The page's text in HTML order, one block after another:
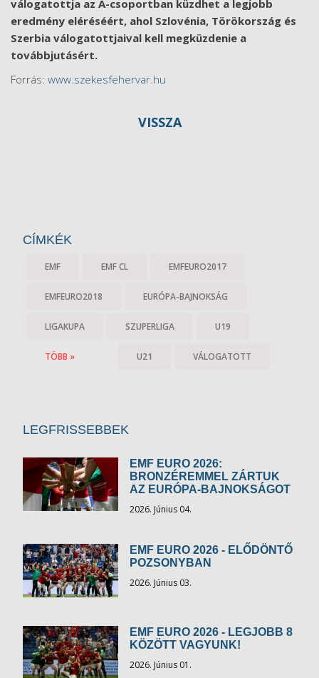
válogatottja az A-csoportban küzdhet a legjobb
eredmény eléréséért, ahol Szlovénia, Törökország és
Szerbia válogatottjaival kell megküzdenie a
továbbjutásért.
Forrás: www.szekesfehervar.hu
VISSZA
CÍMKÉK
EMF EMF CL EMFEURO2017
EMFEURO2018 EURÓPA-BAJNOKSÁG
LIGAKUPA SZUPERLIGA U19
U21 VÁLOGATOTT
TÖBB »
LEGFRISSEBBEK
EMF EURO 2026:
BRONZÉREMMEL ZÁRTUK
AZ EURÓPA-BAJNOKSÁGOT
2026. Június 04.
EMF EURO 2026 - ELŐDÖNTŐ
POZSONYBAN
2026. Június 03.
EMF EURO 2026 - LEGJOBB 8
KÖZÖTT VAGYUNK!
2026. Június 01.